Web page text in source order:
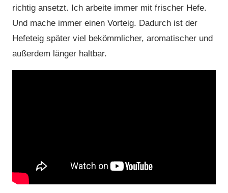
richtig ansetzt. Ich arbeite immer mit frischer Hefe.
Und mache immer einen Vorteig. Dadurch ist der
Hefeteig später viel bekömmlicher, aromatischer und
außerdem länger haltbar.